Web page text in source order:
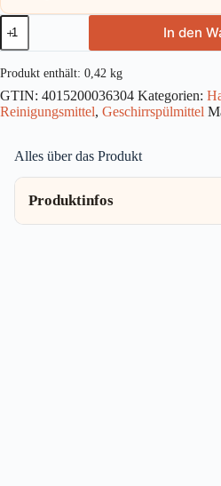
Somat
Classic
Power
28
Tabs
420g
Menge
In den
Produkt enthält: 0,42 kg
GTIN: 4015200036304 Kategorien:
Reinigungsmittel, Geschirrspülmittel
Alles über das Produkt
Produktinfos